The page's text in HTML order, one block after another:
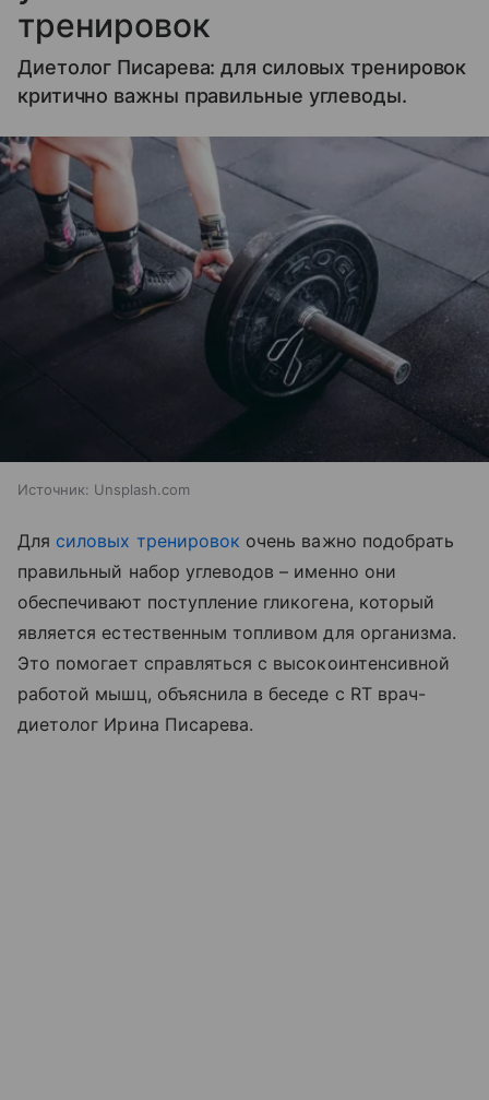
тренировок
Диетолог Писарева: для силовых тренировок
критично важны правильные углеводы.
Источник: Unsplash.com
Для силовых тренировок очень важно подобрать
правильный набор углеводов – именно они
обеспечивают поступление гликогена, который
является естественным топливом для организма.
Это помогает справляться с высокоинтенсивной
работой мышц, объяснила в беседе с RT врач-
диетолог Ирина Писарева.